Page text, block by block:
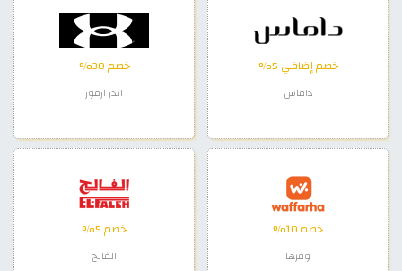
خصم إضافي 5%
داماس
خصم 30%
اندر ارمور
خصم 10%
وفرها
خصم 5%
الفالح